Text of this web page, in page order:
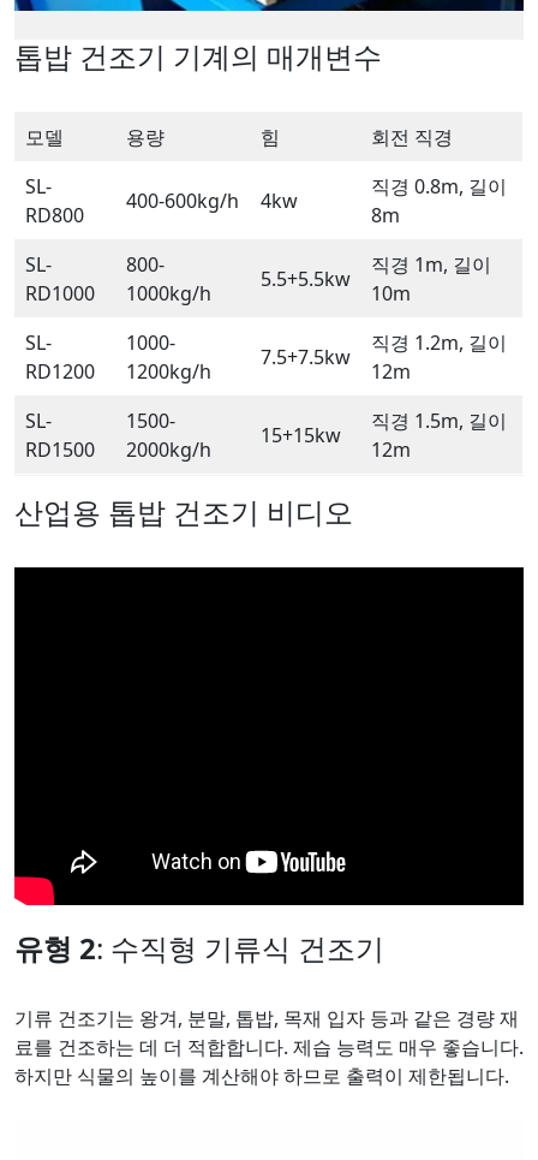
톱밥 건조기 기계의 매개변수
모델 용량 힘
회전 직경
SL-
RD800
400-600kg/h 4kw
직경 0.8m, 길이
8m
SL-
RD1000
800-
1000kg/h
5.5+5.5kw
직경 1m, 길이
10m
SL-
RD1200
1000-
1200kg/h
7.5+7.5kw
직경 1.2m, 길이
12m
SL-
RD1500
1500-
2000kg/h
15+15kw
직경 1.5m, 길이
12m
산업용 톱밥 건조기 비디오
유형 2: 수직형 기류식 건조기
기류 건조기는 왕겨, 분말, 톱밥, 목재 입자 등과 같은 경량 재
료를 건조하는 데 더 적합합니다. 제습 능력도 매우 좋습니다.
하지만 식물의 높이를 계산해야 하므로 출력이 제한됩니다.